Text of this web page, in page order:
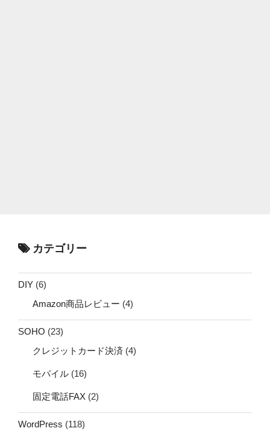
カテゴリー
DIY (6)
Amazon商品レビュー (4)
SOHO (23)
クレジットカード決済 (4)
モバイル (16)
固定電話FAX (2)
WordPress (118)